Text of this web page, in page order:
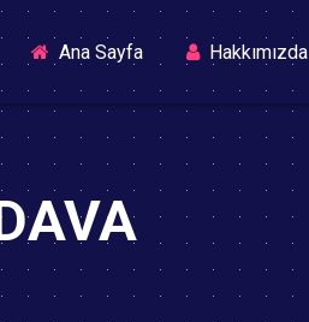
Ana Sayfa(current)Hakkımızda